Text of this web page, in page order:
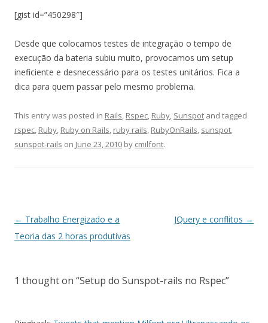
[gist id=”450298″]
Desde que colocamos testes de integração o tempo de
execução da bateria subiu muito, provocamos um setup
ineficiente e desnecessário para os testes unitários. Fica a
dica para quem passar pelo mesmo problema.
This entry was posted in Rails, Rspec, Ruby, Sunspot and tagged
rspec, Ruby, Ruby on Rails, ruby rails, RubyOnRails, sunspot,
sunspot-rails on June 23, 2010 by cmilfont.
Post
navigation
← Trabalho Energizado e a
Teoria das 2 horas produtivas
JQuery e conflitos →
1 thought on “Setup do Sunspot-rails no Rspec”